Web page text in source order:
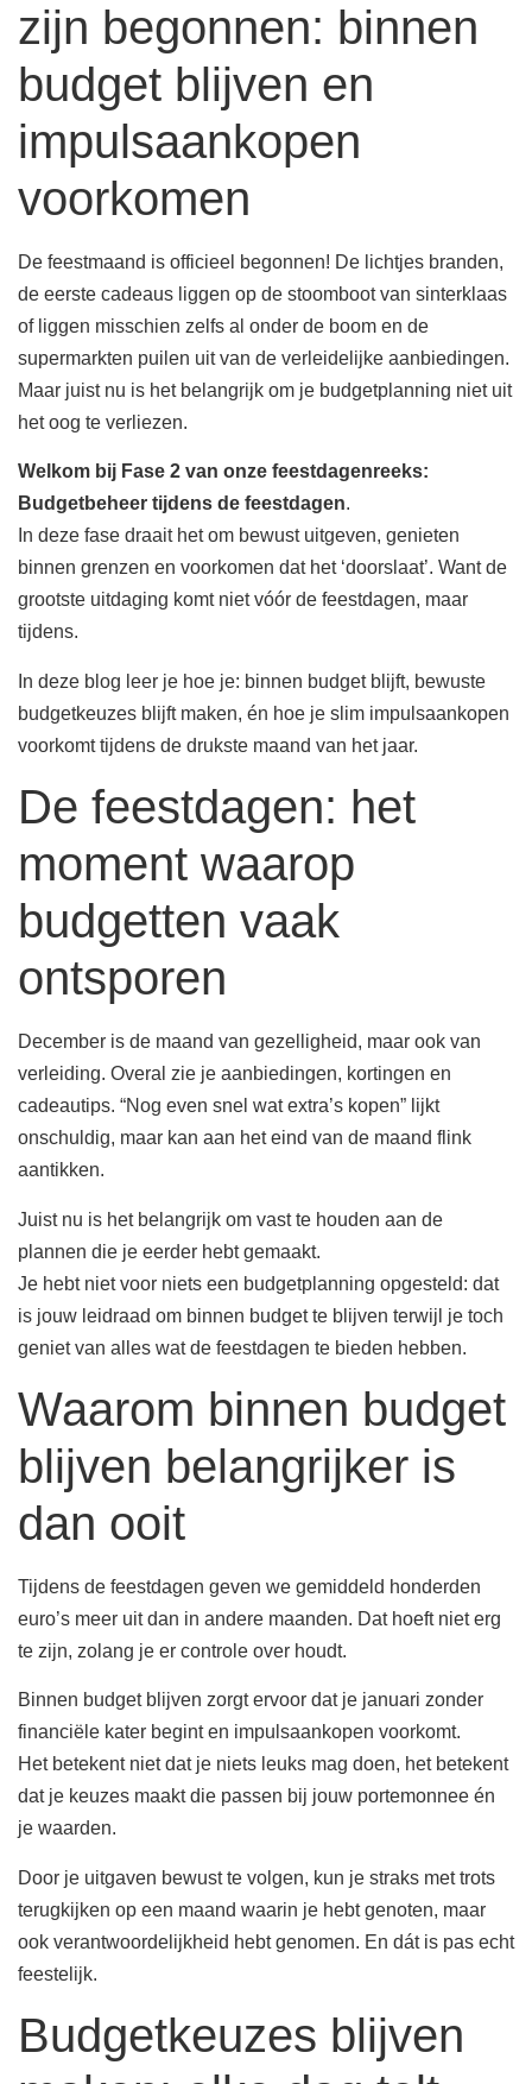
zijn begonnen: binnen
budget blijven en
impulsaankopen
voorkomen
De feestmaand is officieel begonnen! De lichtjes branden,
de eerste cadeaus liggen op de stoomboot van sinterklaas
of liggen misschien zelfs al onder de boom en de
supermarkten puilen uit van de verleidelijke aanbiedingen.
Maar juist nu is het belangrijk om je budgetplanning niet uit
het oog te verliezen.
Welkom bij Fase 2 van onze feestdagenreeks:
Budgetbeheer tijdens de feestdagen.
In deze fase draait het om bewust uitgeven, genieten
binnen grenzen en voorkomen dat het ‘doorslaat’. Want de
grootste uitdaging komt niet vóór de feestdagen, maar
tijdens.
In deze blog leer je hoe je: binnen budget blijft, bewuste
budgetkeuzes blijft maken, én hoe je slim impulsaankopen
voorkomt tijdens de drukste maand van het jaar.
De feestdagen: het
moment waarop
budgetten vaak
ontsporen
December is de maand van gezelligheid, maar ook van
verleiding. Overal zie je aanbiedingen, kortingen en
cadeautips. “Nog even snel wat extra’s kopen” lijkt
onschuldig, maar kan aan het eind van de maand flink
aantikken.
Juist nu is het belangrijk om vast te houden aan de
plannen die je eerder hebt gemaakt.
Je hebt niet voor niets een budgetplanning opgesteld: dat
is jouw leidraad om binnen budget te blijven terwijl je toch
geniet van alles wat de feestdagen te bieden hebben.
Waarom binnen budget
blijven belangrijker is
dan ooit
Tijdens de feestdagen geven we gemiddeld honderden
euro’s meer uit dan in andere maanden. Dat hoeft niet erg
te zijn, zolang je er controle over houdt.
Binnen budget blijven zorgt ervoor dat je januari zonder
financiële kater begint en impulsaankopen voorkomt.
Het betekent niet dat je niets leuks mag doen, het betekent
dat je keuzes maakt die passen bij jouw portemonnee én
je waarden.
Door je uitgaven bewust te volgen, kun je straks met trots
terugkijken op een maand waarin je hebt genoten, maar
ook verantwoordelijkheid hebt genomen. En dát is pas echt
feestelijk.
Budgetkeuzes blijven